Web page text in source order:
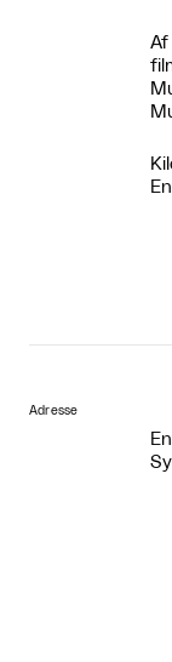
Af
Adresse